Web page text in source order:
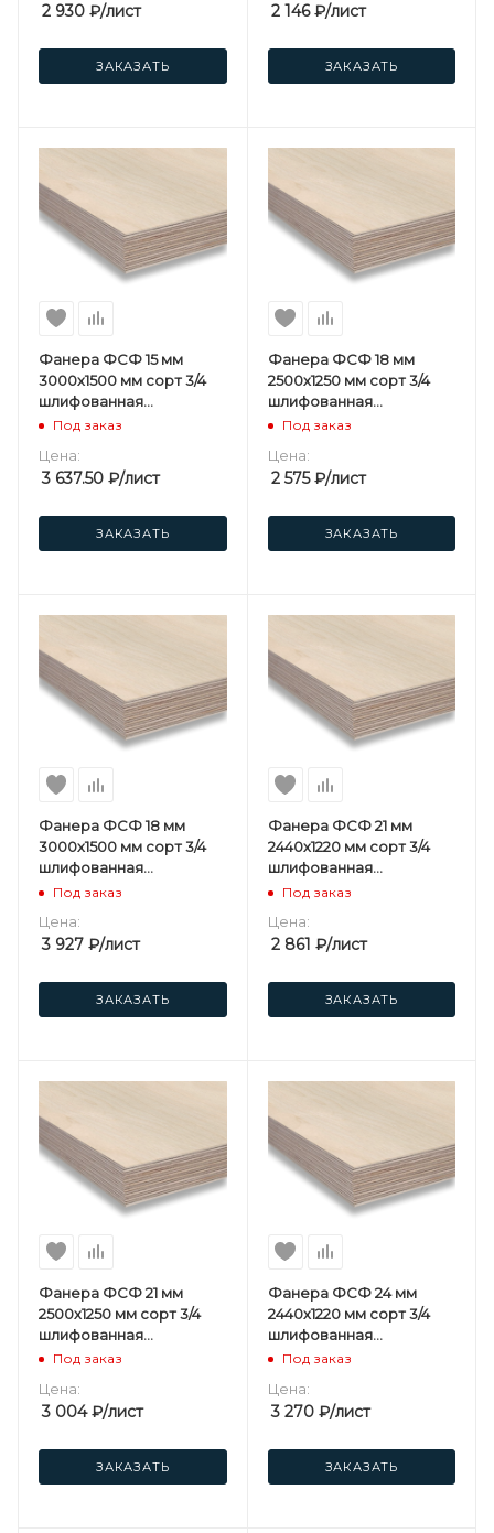
2 930 ₽/лист
ЗАКАЗАТЬ
2 146₽/лист
ЗАКАЗАТЬ
Фанера ФСФ 15 мм
3000х1500 мм сорт 3/4
шлифованная
березовая
Под заказ
Цена:
3 637.50 ₽/лист
ЗАКАЗАТЬ
Фанера ФСФ 18 мм
2500х1250 мм сорт 3/4
шлифованная
березовая
Под заказ
Цена:
2 575₽/лист
ЗАКАЗАТЬ
Фанера ФСФ 18 мм
3000х1500 мм сорт 3/4
шлифованная
березовая
Под заказ
Цена:
3 927 ₽/лист
ЗАКАЗАТЬ
Фанера ФСФ 21 мм
2440х1220 мм сорт 3/4
шлифованная
березовая
Под заказ
Цена:
2 861 ₽/лист
ЗАКАЗАТЬ
Фанера ФСФ 21 мм
2500х1250 мм сорт 3/4
шлифованная
березовая
Под заказ
Цена:
3 004₽/лист
ЗАКАЗАТЬ
Фанера ФСФ 24 мм
2440х1220 мм сорт 3/4
шлифованная
березовая
Под заказ
Цена:
3 270₽/лист
ЗАКАЗАТЬ